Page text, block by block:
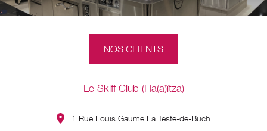
NOS CLIENTS
Le Skiff Club (Ha(a)ïtza)
1 Rue Louis Gaume La Teste-de-Buch